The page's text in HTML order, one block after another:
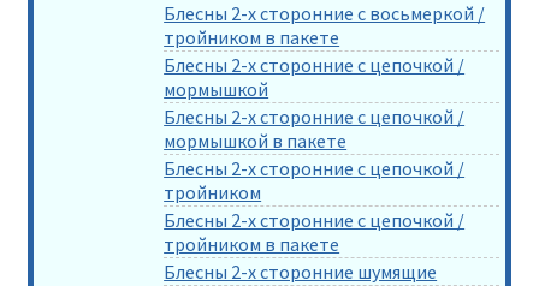
Блесны 2-х сторонние с восьмеркой /
тройником в пакете
Блесны 2-х сторонние с цепочкой /
мормышкой
Блесны 2-х сторонние с цепочкой /
мормышкой в пакете
Блесны 2-х сторонние с цепочкой /
тройником
Блесны 2-х сторонние с цепочкой /
тройником в пакете
Блесны 2-х сторонние шумящие